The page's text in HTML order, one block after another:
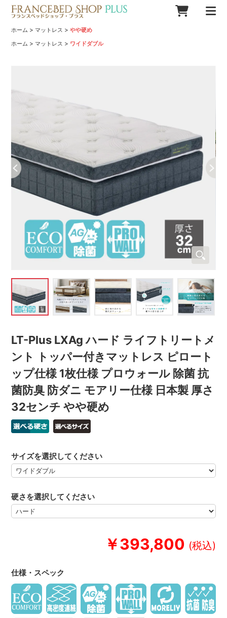
ホーム > マットレス >やや硬め
ホーム > マットレス > ワイドダブル
LT-Plus LXAg ハード ライフトリートメ
ント トッパー付きマットレス ピロート
ップ仕様 1枚仕様 プロウォール 除菌 抗
菌防臭 防ダニ モアリー仕様 日本製 厚さ
32センチ やや硬め
￥393,800
サイズを選択してください
硬さを選択してください
仕様・スペック